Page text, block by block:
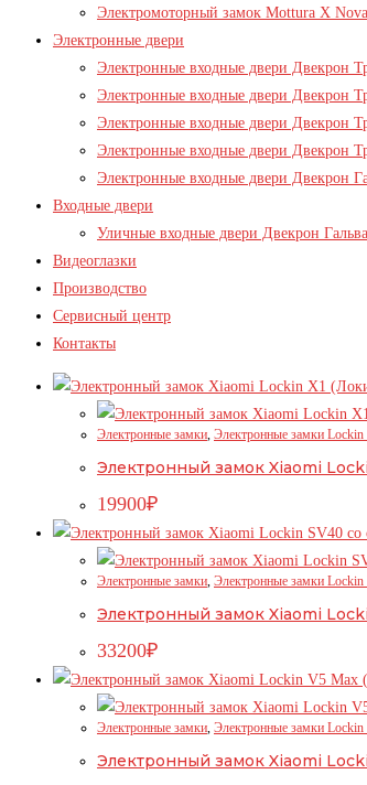
Электромоторный замок Mottura X
Электронные двери
Электронные входные двери Двекрон
Электронные входные двери Двекрон
Электронные входные двери Двекрон
Электронные входные двери Двекрон
Электронные входные двери Двекрон
Входные двери
Уличные входные двери Двекрон
Видеоглазки
Производство
Сервисный центр
Контакты
Электронные замки, Электронные замки
Электронный замок Xiaomi
19900₽
Электронные замки, Электронные замки
Электронный замок Xiaomi
33200₽
Электронные замки, Электронные замки
Электронный замок Xiaomi